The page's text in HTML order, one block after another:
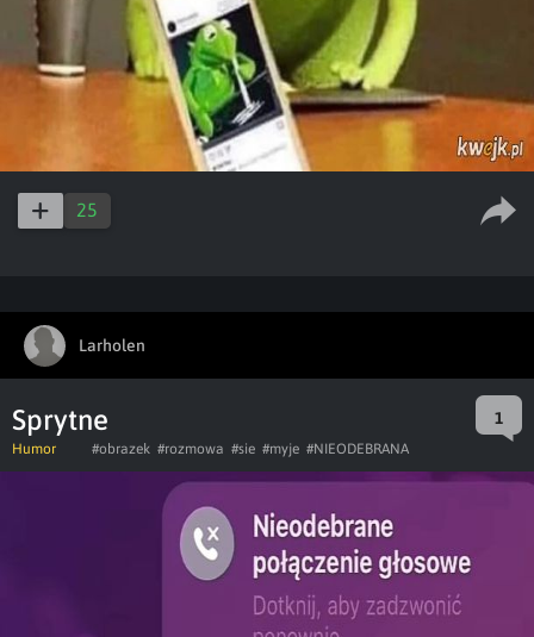
25
Larholen
Sprytne 1
Humor #obrazek #rozmowa #sie #myje #NIEODEBRANA